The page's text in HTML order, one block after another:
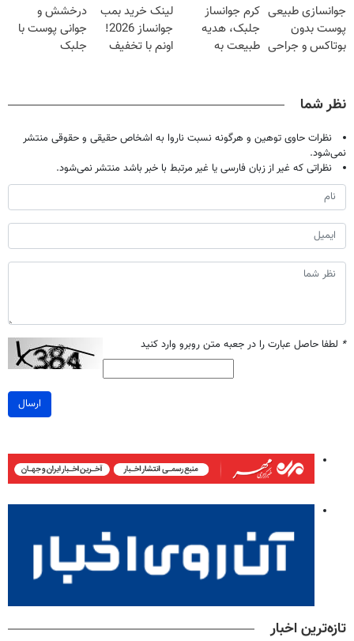
ویژه تا امشب)
جوانسازی طبیعی
پوست بدون
بوتاکس و جراحی
کرم جوانساز
جلبک، هدیه
طبیعت به
لینک خرید بمب
جوانساز 2026!
اونم با تخفیف
درخشش و
جوانی پوست با
جلبک
نظر شما
نظرات حاوی توهین و هرگونه نسبت ناروا به اشخاص حقیقی و حقوقی منتشر
نمی‌شود.
نظراتی که غیر از زبان فارسی یا غیر مرتبط با خبر باشد منتشر نمی‌شود.
* لطفا حاصل عبارت را در جعبه متن روبرو وارد کنید
ارسال
تازه‌ترین اخبار